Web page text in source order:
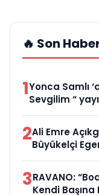
🔥 Son
1Yonca Samlı
Sevgilim “
2Ali Emre
Büyükelçi
3RAVANO:
Kendi Başına